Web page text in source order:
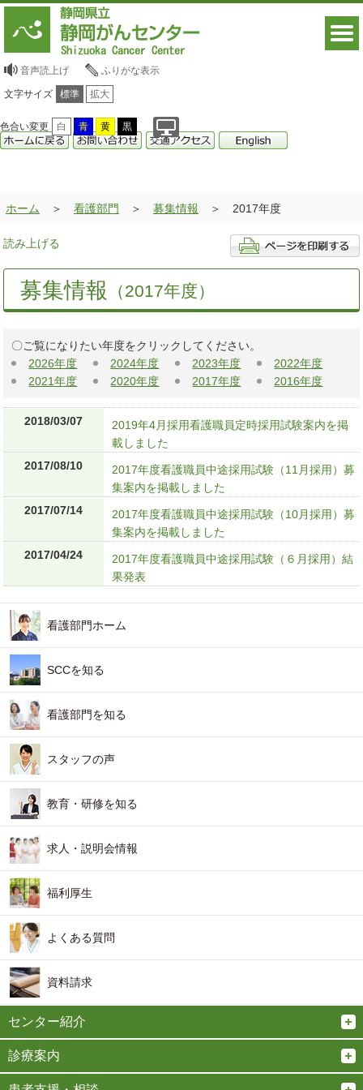
音声読上げ ふりがな表示
文字サイズ 標準 拡大
色合い変更 白 青 黄 黒
ホーム 看護部門 募集情報 2017年度
読み上げる
募集情報 （2017年度）
〇ご覧になりたい年度をクリックしてください。
2026年度
2024年度 2023年度
2022年度
2021年度
2020年度 2017年度 2016年度
2018/03/07
2019年4月採用看護職員定時採用試験案内を掲
載しました
2017/08/10
2017年度看護職員中途採用試験（11月採用）募
集案内を掲載しました
2017/07/14
2017年度看護職員中途採用試験（10月採用）募
集案内を掲載しました
2017/04/24
2017年度看護職員中途採用試験（６月採用）結
果発表
看護部門ホーム
SCCを知る
看護部門を知る
スタッフの声
教育・研修を知る
求人・説明会情報
福利厚生
よくある質問
資料請求
センター紹介
診療案内